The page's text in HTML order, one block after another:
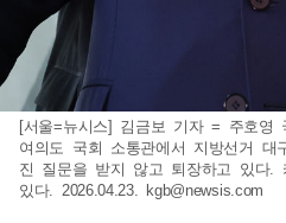
[서울=뉴시스] 김금보 기자 = 주호영
여의도 국회 소통관에서 지방선거
진 질문을 받지 않고 퇴장하고 있다.
있다. 2026.04.23.
kgb@newsis.com